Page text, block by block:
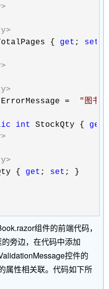
{ get ; set
= " 图书
int StockQty { get
{ get ; set ; }
组件的前端代码，
旁边，在代码中添加
控件的
属性相关联。代码如下所